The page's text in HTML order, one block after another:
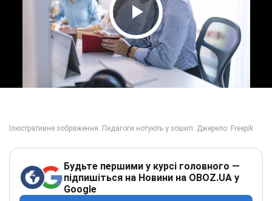
Play Video
Будьте першими у курсі головного —
підпишіться на Новини на OBOZ.UA у
Google